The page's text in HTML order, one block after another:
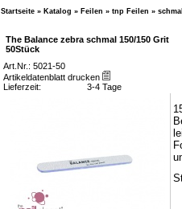
Startseite » Katalog » Feilen » tnp Feilen »
The Balance zebra schmal 150/150 Grit
50Stück
Art.Nr.: 5021-50
Artikeldatenblatt drucken
Lieferzeit:
3-4 Tage